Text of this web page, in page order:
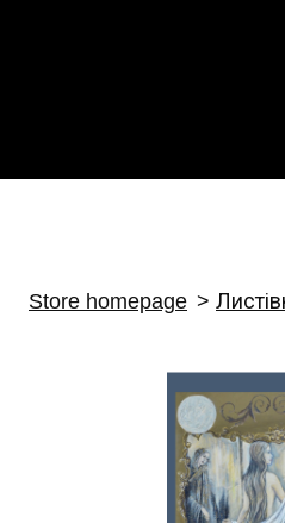
Store homepage